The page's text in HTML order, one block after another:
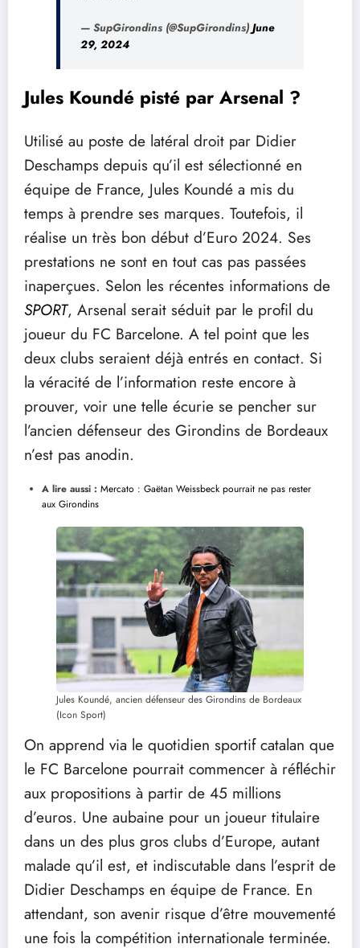
— SupGirondins (@SupGirondins) June
29, 2024
Jules Koundé pisté par Arsenal ?
Utilisé au poste de latéral droit par Didier
Deschamps depuis qu’il est sélectionné en
équipe de France, Jules Koundé a mis du
temps à prendre ses marques. Toutefois, il
réalise un très bon début d’Euro 2024. Ses
prestations ne sont en tout cas pas passées
inaperçues. Selon les récentes informations de
SPORT, Arsenal serait séduit par le profil du
joueur du FC Barcelone. A tel point que les
deux clubs seraient déjà entrés en contact. Si
la véracité de l’information reste encore à
prouver, voir une telle écurie se pencher sur
l’ancien défenseur des Girondins de Bordeaux
n’est pas anodin.
A lire aussi : Mercato : Gaëtan Weissbeck pourrait ne pas rester
aux Girondins
Jules Koundé, ancien défenseur des Girondins de Bordeaux
(Icon Sport)
On apprend via le quotidien sportif catalan que
le FC Barcelone pourrait commencer à réfléchir
aux propositions à partir de 45 millions
d’euros. Une aubaine pour un joueur titulaire
dans un des plus gros clubs d’Europe, autant
malade qu’il est, et indiscutable dans l’esprit de
Didier Deschamps en équipe de France. En
attendant, son avenir risque d’être mouvementé
une fois la compétition internationale terminée.